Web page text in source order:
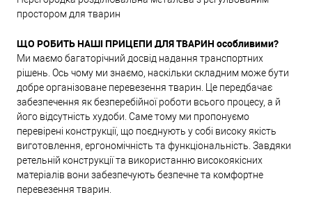
простором для тварин
ЩО РОБИТЬ НАШІ ПРИЦЕПИ ДЛЯ ТВАРИН особливими?
Ми маємо багаторічний досвід надання транспортних
рішень. Ось чому ми знаємо, наскільки складним може бути
добре організоване перевезення тварин. Це передбачає
забезпечення як безперебійної роботи всього процесу, а й
його відсутність худоби. Саме тому ми пропонуємо
перевірені конструкції, що поєднують у собі високу якість
виготовлення, ергономічність та функціональність. Завдяки
ретельній конструкції та використанню високоякісних
матеріалів вони забезпечують безпечне та комфортне
перевезення тварин.